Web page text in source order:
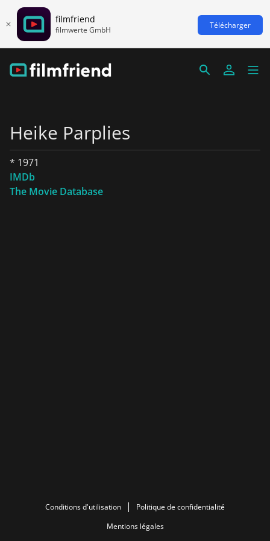
filmfriend
filmwerte GmbH Télécharger
Heike Parplies
* 1971
IMDb
The Movie Database
Conditions d'utilisation
Politique de confidentialité
Mentions légales